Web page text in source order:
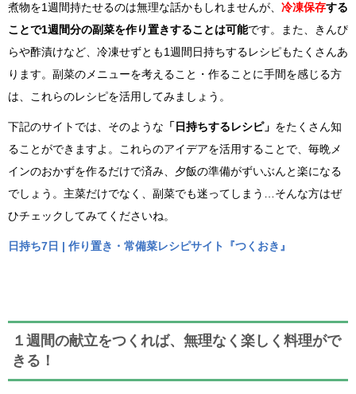
煮物を1週間持たせるのは無理な話かもしれませんが、 冷凍保存する
ことで1週間分の副菜を作り置きすることは可能です。また、きんぴ
らや酢漬けなど、冷凍せずとも1週間日持ちするレシピもたくさんあ
ります。副菜のメニューを考えること・作ることに手間を感じる方
は、これらのレシピを活用してみましょう。
下記のサイトでは、そのような 「日持ちするレシピ」 をたくさん知
ることができますよ。これらのアイデアを活用することで、毎晩メ
インのおかずを作るだけで済み、夕飯の準備がずいぶんと楽になる
でしょう。主菜だけでなく、副菜でも迷ってしまう…そんな方はぜ
ひチェックしてみてくださいね。
日持ち7日 | 作り置き・常備菜レシピサイト『つくおき』
１週間の献立をつくれば、無理なく楽しく料理がで
きる！